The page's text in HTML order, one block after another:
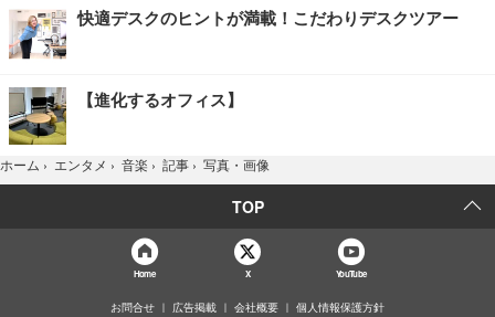
快適デスクのヒントが満載！こだわりデスクツアー
【進化するオフィス】
ホーム › エンタメ › 音楽 › 記事 › 写真・画像
TOP
Home X YouTube
お問合せ 広告掲載 会社概要 個人情報保護方針